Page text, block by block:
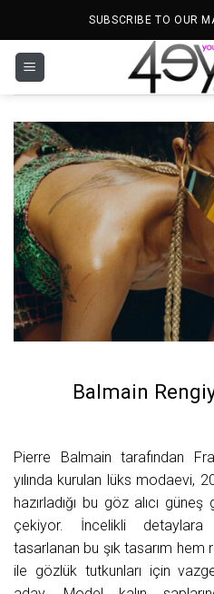
SUBSCRIBE TO OUR
Balmain
Pierre Balmain tarafından
yılında kurulan lüks modaevi,
hazırladığı bu göz alıcı
çekiyor. İncelikli
tasarlanan bu şık tasarım
ile gözlük tutkunları için